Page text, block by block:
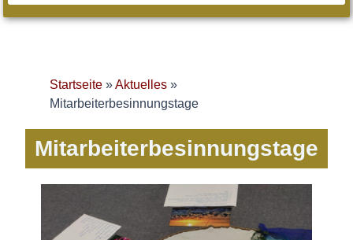
Startseite »Aktuelles »
Mitarbeiterbesinnungstage
Mitarbeiterbesinnungstage